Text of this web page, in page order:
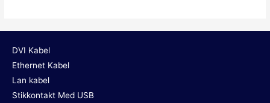
DVI Kabel
Ethernet Kabel
Lan kabel
Stikkontakt Med USB